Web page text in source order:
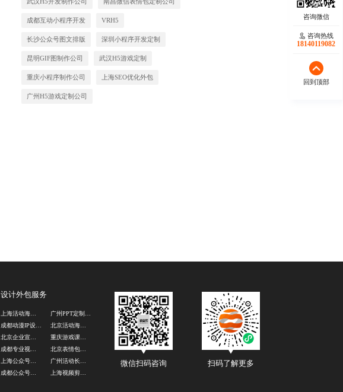
成都互动小程序开发 VRH5
长沙公众号图文排版 深圳小程序开发定制
昆明GIF图制作公司 武汉H5游戏定制
重庆小程序制作公司 上海SEO优化外包
广州H5游戏定制公司
设计外包服务
上海活动海报设计公司
成都动漫IP设计公司
北京企业宣传片制作公司
成都专业视频剪辑公司
上海公众号图文排版
成都公众号图文排版
微信扫码咨询 扫码了解更多
咨询热线
18140119082
回到顶部